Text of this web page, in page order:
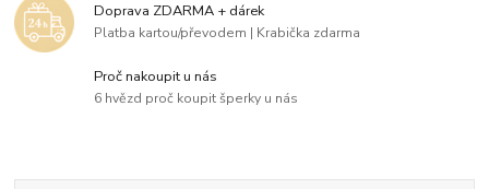
Doprava ZDARMA + dárek
Platba kartou/převodem | Krabička zdarma
Proč nakoupit u nás
6 hvězd proč koupit šperky u nás